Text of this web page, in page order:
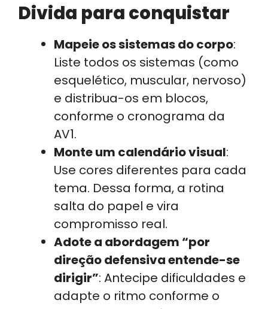
Divida para conquistar
Mapeie os sistemas do corpo:
Liste todos os sistemas (como
esquelético, muscular, nervoso)
e distribua-os em blocos,
conforme o cronograma da
AV1.
Monte um calendário visual:
Use cores diferentes para cada
tema. Dessa forma, a rotina
salta do papel e vira
compromisso real.
Adote a abordagem “por
direção defensiva entende-se
dirigir”: Antecipe dificuldades e
adapte o ritmo conforme o